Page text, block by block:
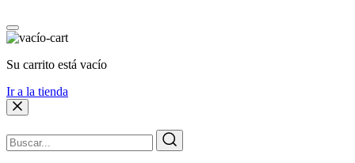
Su carrito está vacío
Ir a la tienda